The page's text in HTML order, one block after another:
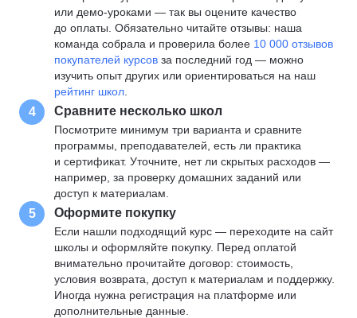
или демо-уроками — так вы оцените качество
до оплаты. Обязательно читайте отзывы: наша
команда собрала и проверила более 10 000 отзывов
покупателей курсов за последний год — можно
изучить опыт других или ориентироваться на наш
рейтинг школ
4 Сравните несколько школ
Посмотрите минимум три варианта и сравните
программы, преподавателей, есть ли практика
и сертификат. Уточните, нет ли скрытых расходов —
например, за проверку домашних заданий или
доступ к материалам.
5 Оформите покупку
Если нашли подходящий курс — переходите на сайт
школы и оформляйте покупку. Перед оплатой
внимательно прочитайте договор: стоимость,
условия возврата, доступ к материалам и поддержку.
Иногда нужна регистрация на платформе или
дополнительные данные.